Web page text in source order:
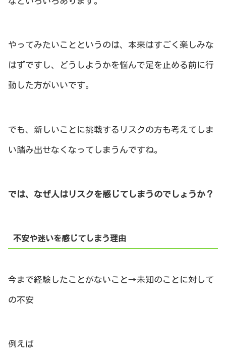
やってみたいことというのは、本来はすごく楽しみな
はずですし、どうしようかを悩んで足を止める前に行
動した方がいいです。
でも、新しいことに挑戦するリスクの方も考えてしま
い踏み出せなくなってしまうんですね。
では、なぜ人はリスクを感じてしまうのでしょうか？
不安や迷いを感じてしまう理由
今まで経験したことがないこと→未知のことに対して
の不安
例えば